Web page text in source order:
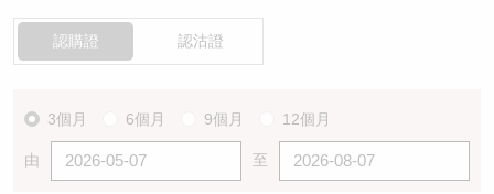
認購證 認沽證
3個月 6個月 9個月 12個月
由 至